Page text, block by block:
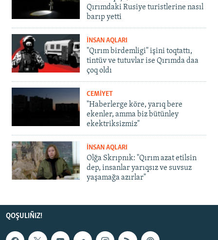
Qırımdaki Rusiye turistlerine nasıl
barıp yetti
İNSAN AQLARI
"Qırım birdemligi" işini toqtattı,
tintüv ve tutuvlar ise Qırımda daa
çoq oldı
CEMİYET
"Haberlerge köre, yarıq bere
ekenler, amma biz bütünley
ekektriksizmiz"
İNSAN AQLARI
Olğa Skrıpnık: "Qırım azat etilsin
dep, insanlar yarıqsız ve suvsuz
yaşamağa azırlar"
QOŞULIÑIZ!